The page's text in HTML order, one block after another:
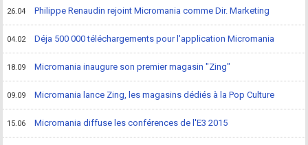
26.04 Philippe Renaudin rejoint Micromania comme Dir. Marketing
04.02 Déja 500 000 téléchargements pour l'application Micromania
18.09 Micromania inaugure son premier magasin "Zing"
09.09 Micromania lance Zing, les magasins dédiés à la Pop Culture
15.06 Micromania diffuse les conférences de l'E3 2015